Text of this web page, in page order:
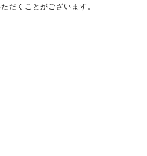
だくことがございます。